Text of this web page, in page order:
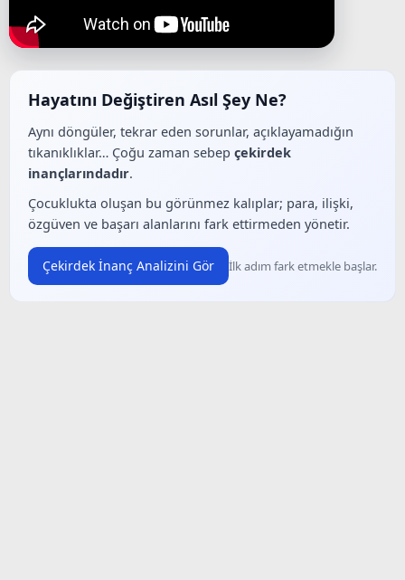
Hayatını Değiştiren Asıl Şey Ne?
Aynı döngüler, tekrar eden sorunlar, açıklayamadığın
tıkanıklıklar… Çoğu zaman sebep çekirdek
inançlarındadır.
Çocuklukta oluşan bu görünmez kalıplar; para, ilişki,
özgüven ve başarı alanlarını fark ettirmeden yönetir.
Çekirdek İnanç Analizini Gör İlk adım fark etmekle başlar.